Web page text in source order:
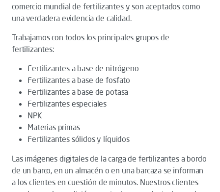
comercio mundial de fertilizantes y son aceptados como
una verdadera evidencia de calidad.
Trabajamos con todos los principales grupos de
fertilizantes:
Fertilizantes a base de nitrógeno
Fertilizantes a base de fosfato
Fertilizantes a base de potasa
Fertilizantes especiales
NPK
Materias primas
Fertilizantes sólidos y líquidos
Las imágenes digitales de la carga de fertilizantes a bordo
de un barco, en un almacén o en una barcaza se informan
a los clientes en cuestión de minutos. Nuestros clientes